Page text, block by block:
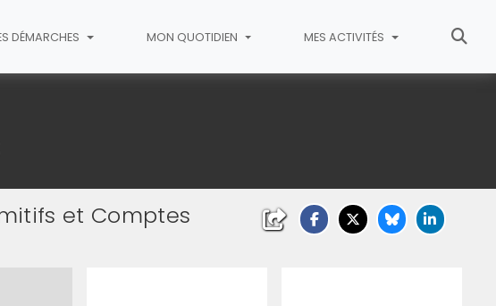
DÉMARCHES MON QUOTIDIEN MES ACTIVITÉS
et Comptes